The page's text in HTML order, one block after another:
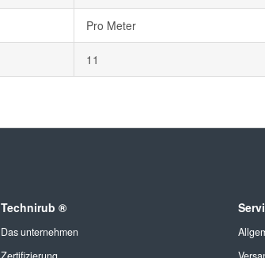
Pro Meter
11
Technirub ®
Das unternehmen